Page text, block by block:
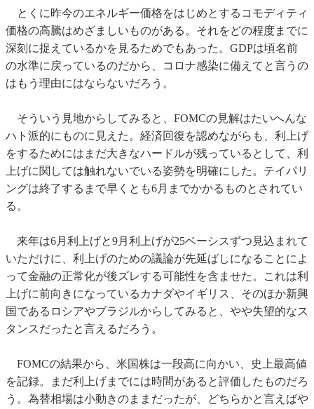
とくに昨今のエネルギー価格をはじめとするコモディティ
価格の高騰はめざましいものがある。それをどの程度までに
深刻に捉えているかを見るためでもあった。GDPは頃名前
の水準に戻っているのだから、コロナ感染に備えてと言うの
はもう理由にはならないだろう。
そういう見地からしてみると、FOMCの見解はたいへんな
ハト派的にものに見えた。経済回復を認めながらも、利上げ
をするためにはまだ大きなハードルが残っているとして、利
上げに関しては触れないでいる姿勢を明確にした。テイパリ
ングは終了するまで早くとも6月までかかるものとされてい
る。
来年は6月利上げと9月利上げが25ベーシスずつ見込まれて
いただけに、利上げのための議論が先延ばしになることによ
って金融の正常化が後ズレする可能性を含ませた。これは利
上げに前向きになっているカナダやイギリス、そのほか新興
国であるロシアやブラジルからしてみると、やや失望的なス
タンスだったと言えるだろう。
FOMCの結果から、米国株は一段高に向かい、史上最高値
を記録。まだ利上げまでには時間があると評価したものだろ
う。為替相場は小動きのままだったが、どちらかと言えばや